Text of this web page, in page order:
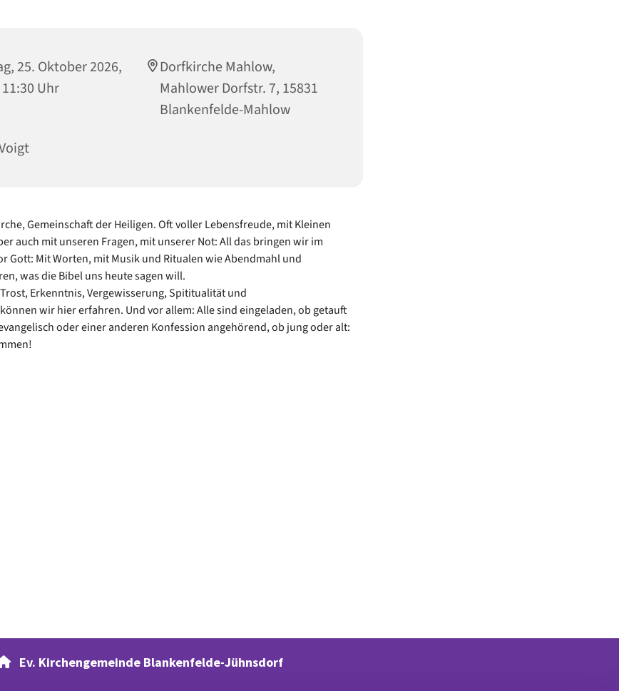
25. Oktober 2026,
Uhr
Dorfkirche Mahlow,
Mahlower Dorfstr. 7, 15831
Blankenfelde-Mahlow
Gemeinschaft der Heiligen. Oft voller Lebensfreude, mit Kleinen
auch mit unseren Fragen, mit unserer Not: All das bringen wir im
Gott: Mit Worten, mit Musik und Ritualen wie Abendmahl und
was die Bibel uns heute sagen will.
Erkenntnis, Vergewisserung, Spititualität und
wir hier erfahren. Und vor allem: Alle sind eingeladen, ob getauft
oder einer anderen Konfession angehörend, ob jung oder alt:
Ev. Kirchengemeinde Blankenfelde-Jühnsdorf